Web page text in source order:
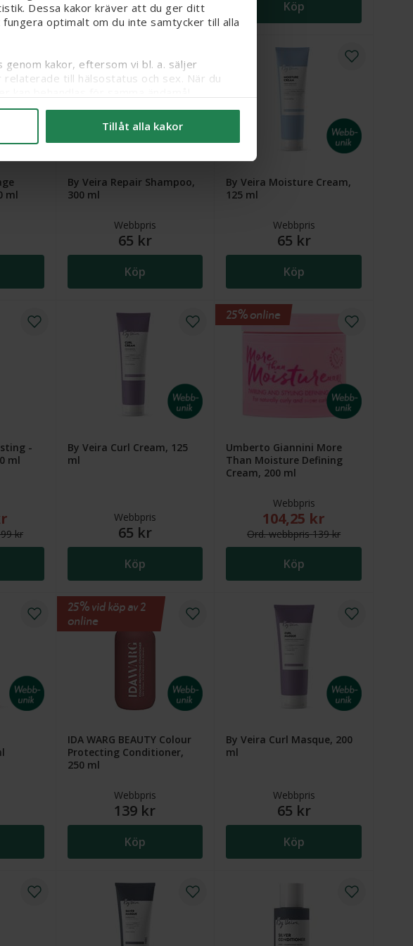
Dessa kakor kräver att du ger ditt
optimalt om du inte samtycker till alla
kakor, eftersom vi bl. a. säljer
till hälsostatus och sex. När du
under ’Anpassa val’. Läs mer om
Tillåt alla kakor
Köp Köp
ml
By Veira Repair Shampoo,
300 ml
Webbpris
65 kr
Köp
By Veira Moisture Cream,
125 ml
Webbpris
65 kr
Köp
-
ml
pris: 149,25 kr. Ordinarie webbpris (överstruket): 199 kr
kr
By Veira Curl Cream, 125
ml
Webbpris
65 kr
Köp
Umberto Giannini More
Than Moisture Defining
Cream, 200 ml
Webbpris
Nytt reducerat pris:
104,25 kr
Ord.webbpris139 kr
Köp
25% online
IDA WARG BEAUTY Colour
Protecting Conditioner,
250 ml
Webbpris
139 kr
Köp
25% vid köp av 2
online
By Veira Curl Masque, 200
ml
Webbpris
65 kr
Köp